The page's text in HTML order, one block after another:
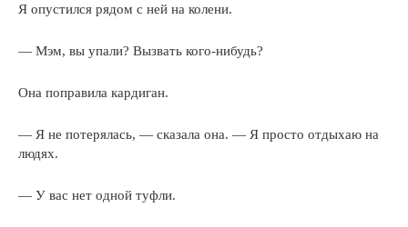
Я опустился рядом с ней на колени.
— Мэм, вы упали? Вызвать кого-нибудь?
Она поправила кардиган.
— Я не потерялась, — сказала она. — Я просто отдыхаю на
людях.
— У вас нет одной туфли.